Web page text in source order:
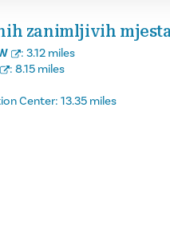
zanimljivih
: 3.12 miles
: 8.15 miles
Center: 13.35 miles